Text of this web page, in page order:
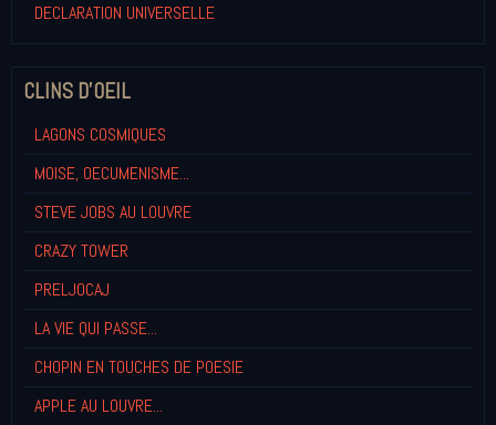
DECLARATION UNIVERSELLE
CLINS D'OEIL
LAGONS COSMIQUES
MOISE, OECUMENISME...
STEVE JOBS AU LOUVRE
CRAZY TOWER
PRELJOCAJ
LA VIE QUI PASSE...
CHOPIN EN TOUCHES DE POESIE
APPLE AU LOUVRE...